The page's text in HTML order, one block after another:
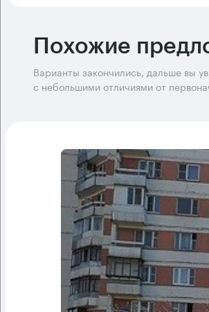
Похожие
Варианты закончились, дальше вы
с небольшими отличиями от